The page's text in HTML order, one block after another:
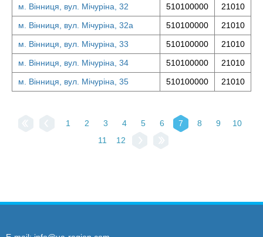
м. Вінниця, вул. Мічуріна, 32
510100000
21010
м. Вінниця, вул. Мічуріна, 32а
510100000
21010
м. Вінниця, вул. Мічуріна, 33
510100000
21010
м. Вінниця, вул. Мічуріна, 34
510100000
21010
м. Вінниця, вул. Мічуріна, 35
510100000 21010
1 2 3 4 5 6 7 8 9
10
11
12